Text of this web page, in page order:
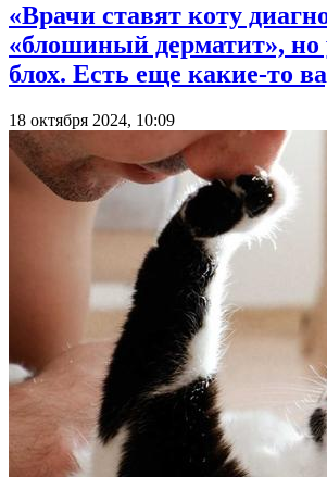
«Врачи ставят коту
«блошиный дерматит», но
блох. Есть еще какие-то
18 октября 2024, 10:09